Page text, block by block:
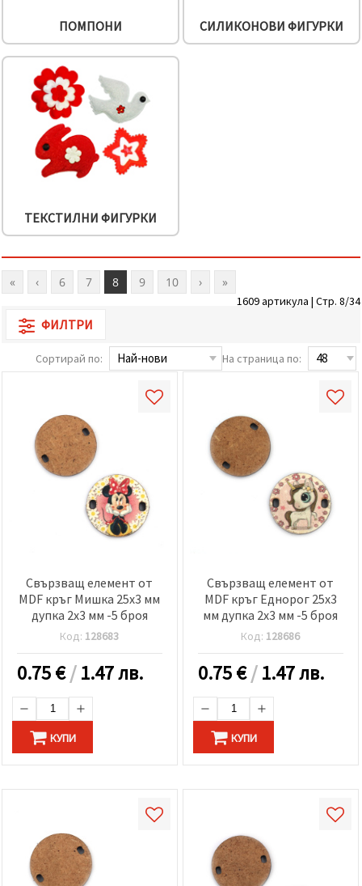
ПОМПОНИ СИЛИКОНОВИ ФИГУРКИ
ТЕКСТИЛНИ ФИГУРКИ
« ‹ 6 7 8 9 10 › »
1609 артикула | Стр. 8/34
ФИЛТРИ
Сортирай по: На страница по:
Свързващ елемент от
MDF кръг Мишка 25x3 мм
дупка 2x3 мм -5 броя
Код: 128683
0.75€/1.47 лв.
КУПИ
Свързващ елемент от
MDF кръг Еднорог 25x3
мм дупка 2x3 мм -5 броя
Код: 128686
0.75€/1.47 лв.
КУПИ